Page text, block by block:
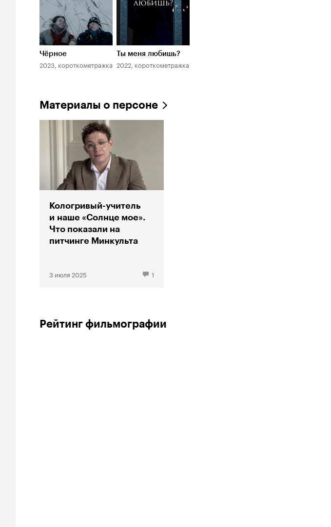
Чёрное
2023, короткометражка
Ты меня любишь?
2022, короткометражка
Материалы о персоне
Кологривый-учитель
и наше «Солнце мое».
Что показали на
питчинге Минкульта
3 июля 2025 1
Рейтинг фильмографии